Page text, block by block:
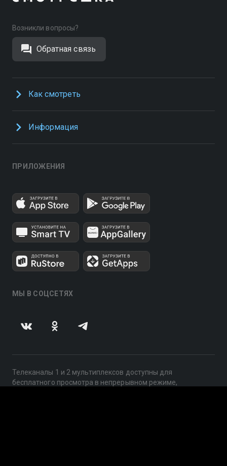
Возникли вопросы?
Обратная связь
Как смотреть
Информация
ПРИЛОЖЕНИЯ
МЫ В СОЦСЕТЯХ
Телеканалы 1 и 2 мультиплексов доступны для
бесплатного просмотра в непрерывном режиме,